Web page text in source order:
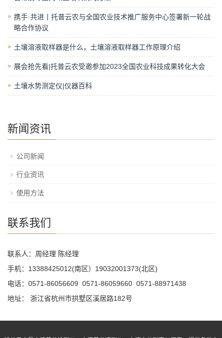
携手·共进丨托普云农与全国农业技术推广服务中心签署新一轮战
略合作协议
土壤溶液取样器是什么，土壤溶液取样器工作原理介绍
展会抢先看|托普云农受邀参加2023全国农业科技成果转化大会
土壤水势测定仪|仪器百科
新闻资讯
公司新闻
行业资讯
使用方法
联系我们
联系人：周经理 陈经理
手机：13388425012(南区）19032001373(北区)
电话：0571-86056609 0571-86059660 0571-88971438
地址： 浙江省杭州市拱墅区溪居路182号